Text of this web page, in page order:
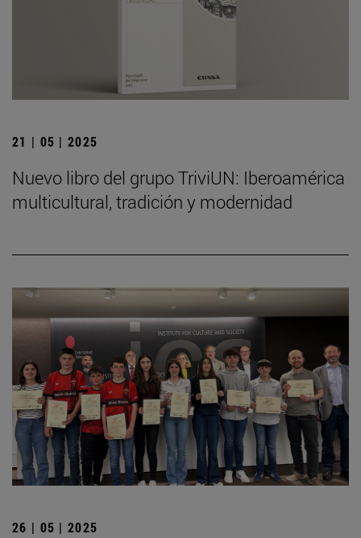
21 | 05 | 2025
Nuevo libro del grupo TriviUN: Iberoamérica
multicultural, tradición y modernidad
26 | 05 | 2025